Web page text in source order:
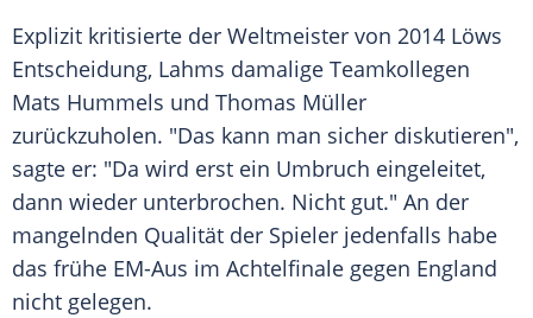
Explizit kritisierte der Weltmeister von 2014 Löws
Entscheidung, Lahms damalige Teamkollegen
Mats Hummels und Thomas Müller
zurückzuholen. "Das kann man sicher diskutieren",
sagte er: "Da wird erst ein Umbruch eingeleitet,
dann wieder unterbrochen. Nicht gut." An der
mangelnden Qualität der Spieler jedenfalls habe
das frühe EM-Aus im Achtelfinale gegen England
nicht gelegen.